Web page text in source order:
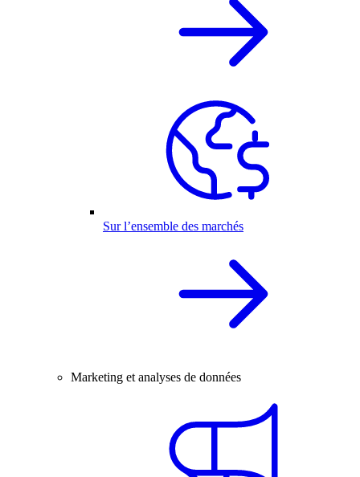
Sur l’ensemble des marchés
Marketing et analyses de données